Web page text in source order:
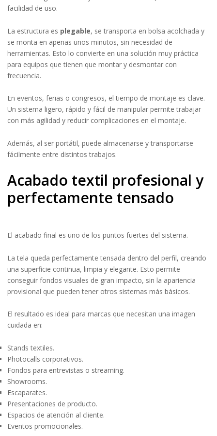
facilidad de uso.
La estructura es plegable, se transporta en bolsa acolchada y
se monta en apenas unos minutos, sin necesidad de
herramientas. Esto lo convierte en una solución muy práctica
para equipos que tienen que montar y desmontar con
frecuencia.
En eventos, ferias o congresos, el tiempo de montaje es clave.
Un sistema ligero, rápido y fácil de manipular permite trabajar
con más agilidad y reducir complicaciones en el montaje.
Además, al ser portátil, puede almacenarse y transportarse
fácilmente entre distintos trabajos.
Acabado textil profesional y
perfectamente tensado
El acabado final es uno de los puntos fuertes del sistema.
La tela queda perfectamente tensada dentro del perfil, creando
una superficie continua, limpia y elegante. Esto permite
conseguir fondos visuales de gran impacto, sin la apariencia
provisional que pueden tener otros sistemas más básicos.
El resultado es ideal para marcas que necesitan una imagen
cuidada en:
Stands textiles.
Photocalls corporativos.
Fondos para entrevistas o streaming.
Showrooms.
Escaparates.
Presentaciones de producto.
Espacios de atención al cliente.
Eventos promocionales.